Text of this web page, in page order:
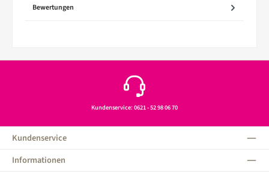
Bewertungen
Kundenservice: 0621 - 52 98 06 70
Kundenservice
Informationen